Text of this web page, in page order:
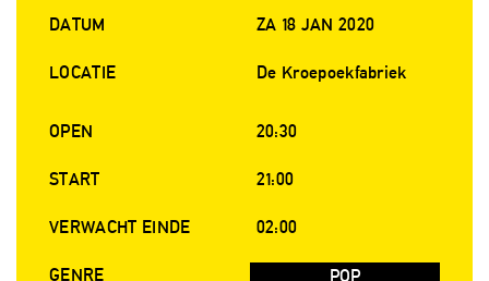
DATUM ZA 18 JAN 2020
LOCATIE De Kroepoekfabriek
OPEN 20:30
START 21:00
VERWACHT EINDE 02:00
GENRE
POP